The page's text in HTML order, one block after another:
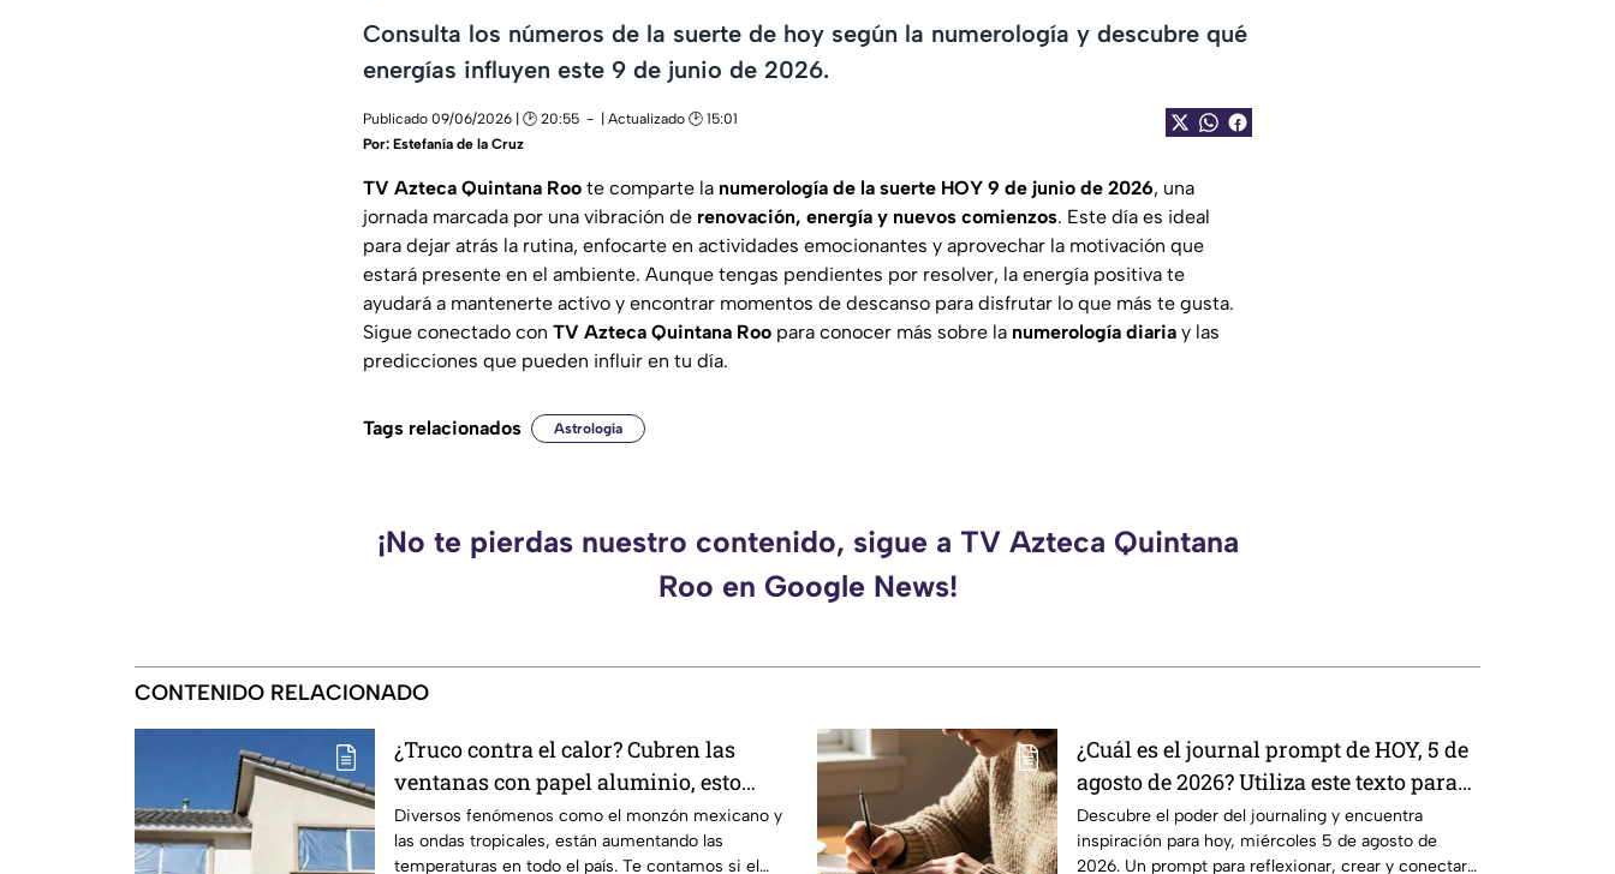
Consulta los números de la suerte de hoy según la numerología y descubre qué
energías influyen este 9 de junio de 2026.
Publicado 09/06/2026 | 🕑 20:55
| Actualizado 🕑 15:01
Por: Estefanía de la Cruz
TV Azteca Quintana Roo te comparte la numerología de la suerte HOY 9 de junio de 2026, una
jornada marcada por una vibración de renovación, energía y nuevos comienzos. Este día es ideal
para dejar atrás la rutina, enfocarte en actividades emocionantes y aprovechar la motivación que
estará presente en el ambiente. Aunque tengas pendientes por resolver, la energía positiva te
ayudará a mantenerte activo y encontrar momentos de descanso para disfrutar lo que más te gusta.
Sigue conectado con TV Azteca Quintana Roo para conocer más sobre la numerología diaria y las
predicciones que pueden influir en tu día.
Tags relacionados Astrología
¡No te pierdas nuestro contenido, sigue a TV Azteca Quintana
Roo en Google News!
CONTENIDO RELACIONADO
¿Truco contra el calor? Cubren las
ventanas con papel aluminio, esto
explica la ciencia
Diversos fenómenos como el monzón mexicano y
las ondas tropicales, están aumentando las
temperaturas en todo el país. Te contamos si el
¿Cuál es el journal prompt de HOY, 5 de
agosto de 2026? Utiliza este texto para
escribir en tu diario y reflexionar sobre
tu día
Descubre el poder del journaling y encuentra
inspiración para hoy, miércoles 5 de agosto de
2026. Un prompt para reflexionar, crear y conectar